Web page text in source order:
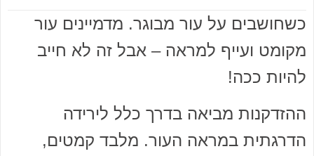
כשחושבים על עור מבוגר. מדמיינים עור
מקומט ועייף למראה – אבל זה לא חייב
להיות ככה!
ההזדקנות מביאה בדרך כלל לירידה
הדרגתית במראה העור. מלבד קמטים,